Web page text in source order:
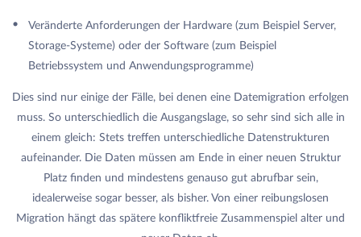
Veränderte Anforderungen der Hardware (zum Beispiel Server,
Storage-Systeme) oder der Software (zum Beispiel
Betriebssystem und Anwendungsprogramme)
Dies sind nur einige der Fälle, bei denen eine Datemigration erfolgen
muss. So unterschiedlich die Ausgangslage, so sehr sind sich alle in
einem gleich: Stets treffen unterschiedliche Datenstrukturen
aufeinander. Die Daten müssen am Ende in einer neuen Struktur
Platz finden und mindestens genauso gut abrufbar sein,
idealerweise sogar besser, als bisher. Von einer reibungslosen
Migration hängt das spätere konfliktfreie Zusammenspiel alter und